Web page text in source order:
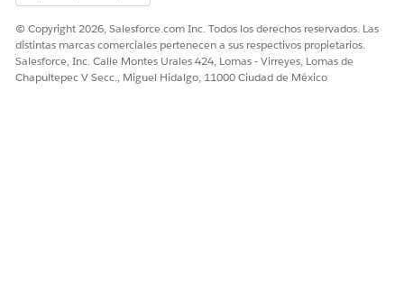
© Copyright 2026, Salesforce.com Inc. Todos los derechos reservados. Las
distintas marcas comerciales pertenecen a sus respectivos propietarios.
Salesforce, Inc. Calle Montes Urales 424, Lomas - Virreyes, Lomas de
Chapultepec V Secc., Miguel Hidalgo, 11000 Ciudad de México